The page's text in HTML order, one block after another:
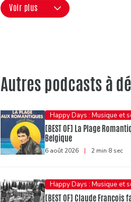
Voir plus
Autres podcasts à
Happy Days : Musique et
[BEST OF] La Plage
Belgique
6 août 2026 | 2 min 8 sec
Happy Days : Musique et
[BEST OF] Claude François